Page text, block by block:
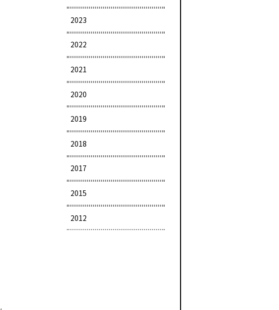
2023
2022
2021
2020
2019
2018
2017
2015
2012